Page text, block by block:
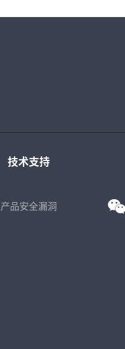
技术支持
产品安全漏洞